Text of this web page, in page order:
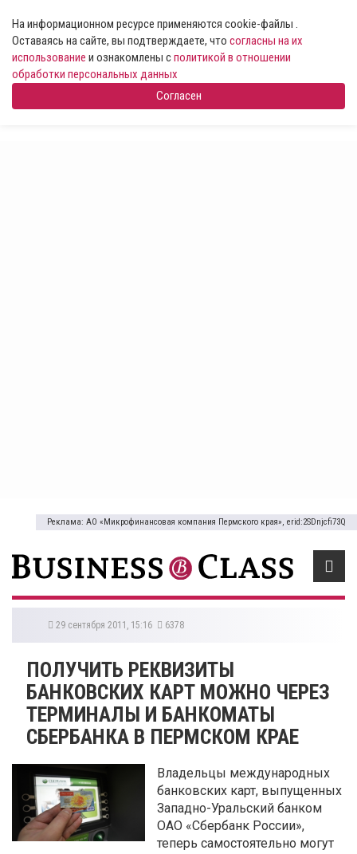
На информационном ресурсе применяются cookie-файлы .
Оставаясь на сайте, вы подтверждаете, что согласны на их
использование и ознакомлены сполитикой в отношении
обработки персональных данных
Согласен
Реклама: АО «Микрофинансовая компания Пермского края», erid:2SDnjcfi73Q
29 сентября 2011, 15:16 6378
ПОЛУЧИТЬ РЕКВИЗИТЫ
БАНКОВСКИХ КАРТ МОЖНО ЧЕРЕЗ
ТЕРМИНАЛЫ И БАНКОМАТЫ
СБЕРБАНКА В ПЕРМСКОМ КРАЕ
Владельцы международных
банковских карт, выпущенных
Западно-Уральский банком
ОАО «Сбербанк России»,
теперь самостоятельно могут